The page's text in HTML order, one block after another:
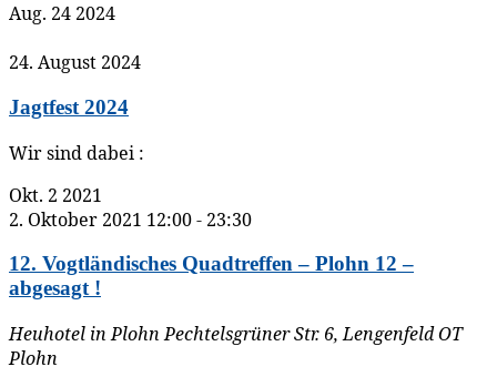
Aug. 24 2024
24. August 2024
Jagtfest 2024
Wir sind dabei :
Okt. 2 2021
2. Oktober 2021 12:00- 23:30
12. Vogtländisches Quadtreffen – Plohn 12 –
abgesagt !
Heuhotel in PlohnPechtelsgrüner Str. 6, Lengenfeld OT
Plohn